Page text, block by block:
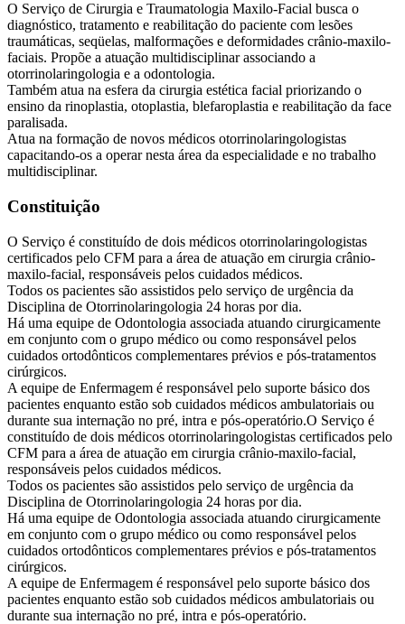
O Serviço de Cirurgia e Traumatologia Maxilo-Facial busca o
diagnóstico, tratamento e reabilitação do paciente com lesões
traumáticas, seqüelas, malformações e deformidades crânio-maxilo-
faciais. Propõe a atuação multidisciplinar associando a
otorrinolaringologia e a odontologia.
Também atua na esfera da cirurgia estética facial priorizando o
ensino da rinoplastia, otoplastia, blefaroplastia e reabilitação da face
paralisada.
Atua na formação de novos médicos otorrinolaringologistas
capacitando-os a operar nesta área da especialidade e no trabalho
multidisciplinar.
Constituição
O Serviço é constituído de dois médicos otorrinolaringologistas
certificados pelo CFM para a área de atuação em cirurgia crânio-
maxilo-facial, responsáveis pelos cuidados médicos.
Todos os pacientes são assistidos pelo serviço de urgência da
Disciplina de Otorrinolaringologia 24 horas por dia.
Há uma equipe de Odontologia associada atuando cirurgicamente
em conjunto com o grupo médico ou como responsável pelos
cuidados ortodônticos complementares prévios e pós-tratamentos
cirúrgicos.
A equipe de Enfermagem é responsável pelo suporte básico dos
pacientes enquanto estão sob cuidados médicos ambulatoriais ou
durante sua internação no pré, intra e pós-operatório.O Serviço é
constituído de dois médicos otorrinolaringologistas certificados pelo
CFM para a área de atuação em cirurgia crânio-maxilo-facial,
responsáveis pelos cuidados médicos.
Todos os pacientes são assistidos pelo serviço de urgência da
Disciplina de Otorrinolaringologia 24 horas por dia.
Há uma equipe de Odontologia associada atuando cirurgicamente
em conjunto com o grupo médico ou como responsável pelos
cuidados ortodônticos complementares prévios e pós-tratamentos
cirúrgicos.
A equipe de Enfermagem é responsável pelo suporte básico dos
pacientes enquanto estão sob cuidados médicos ambulatoriais ou
durante sua internação no pré, intra e pós-operatório.